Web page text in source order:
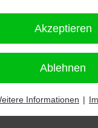
, Fotografie
144 Google-
ansehen|
Akzeptieren
Ablehnen
Informationen |